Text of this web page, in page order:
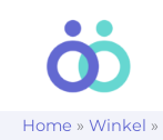
Home » Winkel »